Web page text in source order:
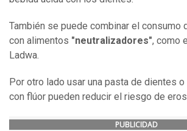
También se puede combinar el consumo
con alimentos "neutralizadores", como
Ladwa.
Por otro lado usar una pasta de dientes o
con flúor pueden reducir el riesgo de
PUBLICIDAD